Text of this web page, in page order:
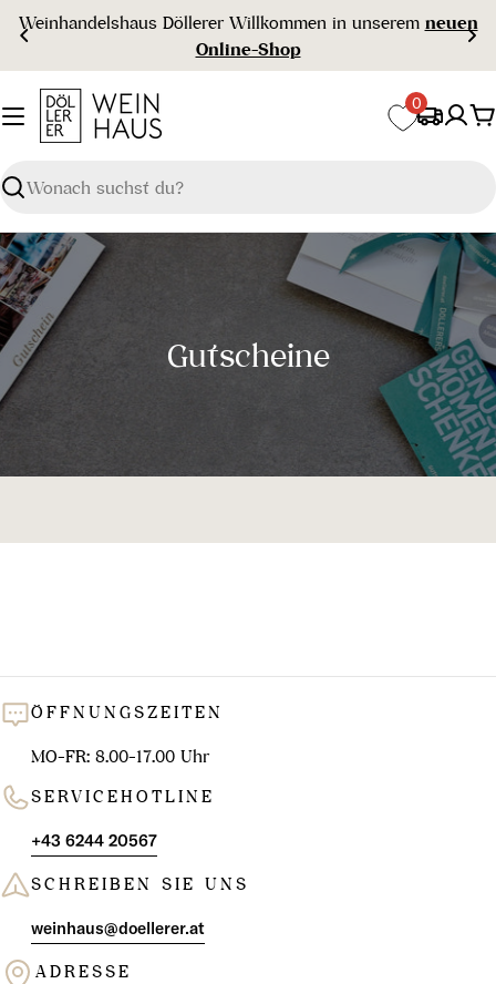
Zum
Inhalt
springen
Weinhandelshaus Döllerer Willkommen in unserem neuen
Online-Shop
Suchen
0
S
u
Gutscheine
ÖFFNUNGSZEITEN
MO-FR: 8.00-17.00 Uhr
SERVICEHOTLINE
+43 6244 20567
SCHREIBEN SIE UNS
weinhaus@doellerer.at
ADRESSE